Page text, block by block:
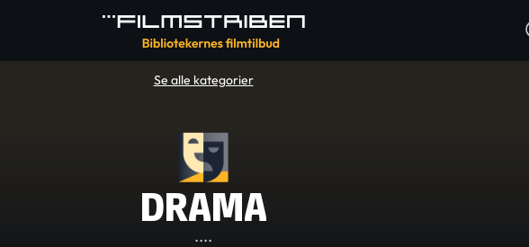
Se alle kategorier
DRAMA
....